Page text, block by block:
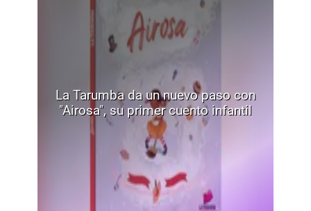
La Tarumba da un nuevo paso con
"Airosa", su primer cuento infantil